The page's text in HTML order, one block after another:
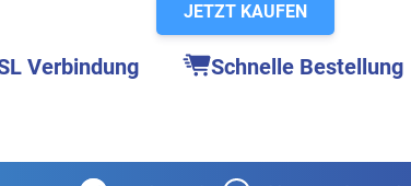
JETZT KAUFEN
Verbindung Schnelle Bestellung